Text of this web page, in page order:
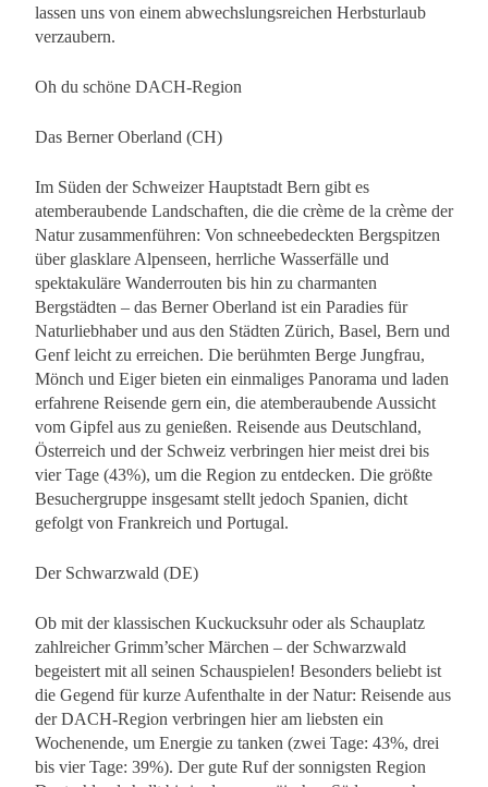
lassen uns von einem abwechslungsreichen Herbsturlaub
verzaubern.
Oh du schöne DACH-Region
Das Berner Oberland (CH)
Im Süden der Schweizer Hauptstadt Bern gibt es
atemberaubende Landschaften, die die crème de la crème der
Natur zusammenführen: Von schneebedeckten Bergspitzen
über glasklare Alpenseen, herrliche Wasserfälle und
spektakuläre Wanderrouten bis hin zu charmanten
Bergstädten – das Berner Oberland ist ein Paradies für
Naturliebhaber und aus den Städten Zürich, Basel, Bern und
Genf leicht zu erreichen. Die berühmten Berge Jungfrau,
Mönch und Eiger bieten ein einmaliges Panorama und laden
erfahrene Reisende gern ein, die atemberaubende Aussicht
vom Gipfel aus zu genießen. Reisende aus Deutschland,
Österreich und der Schweiz verbringen hier meist drei bis
vier Tage (43%), um die Region zu entdecken. Die größte
Besuchergruppe insgesamt stellt jedoch Spanien, dicht
gefolgt von Frankreich und Portugal.
Der Schwarzwald (DE)
Ob mit der klassischen Kuckucksuhr oder als Schauplatz
zahlreicher Grimm’scher Märchen – der Schwarzwald
begeistert mit all seinen Schauspielen! Besonders beliebt ist
die Gegend für kurze Aufenthalte in der Natur: Reisende aus
der DACH-Region verbringen hier am liebsten ein
Wochenende, um Energie zu tanken (zwei Tage: 43%, drei
bis vier Tage: 39%). Der gute Ruf der sonnigsten Region